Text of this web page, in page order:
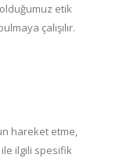
etik
çalışılır.
hareket etme,
ilgili spesifik